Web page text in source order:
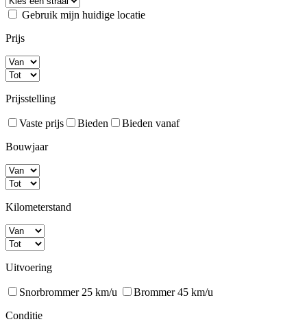
Gebruik mijn huidige locatie
Prijs
Prijsstelling
Vaste prijs Bieden
Bieden vanaf
Bouwjaar
Kilometerstand
Uitvoering
Snorbrommer 25 km/u
Brommer 45 km/u
Conditie